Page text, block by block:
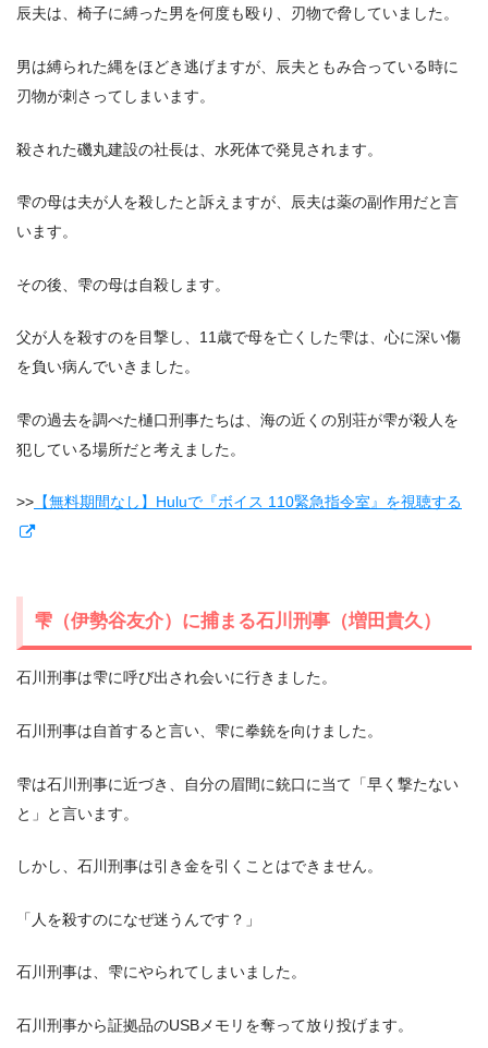
辰夫は、椅子に縛った男を何度も殴り、刃物で脅していました。
男は縛られた縄をほどき逃げますが、辰夫ともみ合っている時に
刃物が刺さってしまいます。
殺された磯丸建設の社長は、水死体で発見されます。
雫の母は夫が人を殺したと訴えますが、辰夫は薬の副作用だと言
います。
その後、雫の母は自殺します。
父が人を殺すのを目撃し、11歳で母を亡くした雫は、心に深い傷
を負い病んでいきました。
雫の過去を調べた樋口刑事たちは、海の近くの別荘が雫が殺人を
犯している場所だと考えました。
>> 【無料期間なし】Huluで『ボイス 110緊急指令室』を視聴する
雫（伊勢谷友介）に捕まる石川刑事（増田貴久）
石川刑事は雫に呼び出され会いに行きました。
石川刑事は自首すると言い、雫に拳銃を向けました。
雫は石川刑事に近づき、自分の眉間に銃口に当て「早く撃たない
と」と言います。
しかし、石川刑事は引き金を引くことはできません。
「人を殺すのになぜ迷うんです？」
石川刑事は、雫にやられてしまいました。
石川刑事から証拠品のUSBメモリを奪って放り投げます。